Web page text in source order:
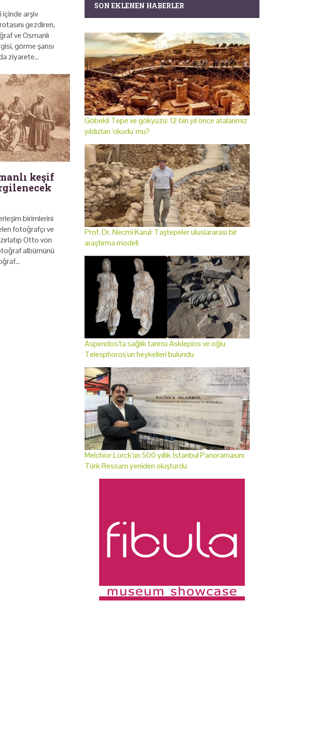
içinde arşiv
gezdiren,
ve Osmanlı
görme şansı
ziyarete…
keşif
birimlerini
fotoğrafçı ve
Otto von
albümünü
SON EKLENEN HABERLER
Göbekli Tepe ve gökyüzü: 12 bin yıl önce atalarımız
yıldızları 'okudu' mu?
Prof. Dr. Necmi Karul: Taştepeler uluslararası bir
araştırma modeli
Aspendos'ta sağlık tanrısı Asklepios ve oğlu
Telesphoros'un heykelleri bulundu
Melchior Lorck'un 500 yıllık İstanbul Panoramasını
Türk Ressam yeniden oluşturdu